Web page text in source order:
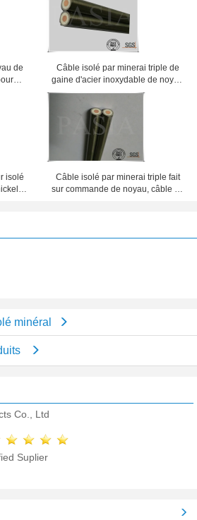
de
Câble isolé par minerai triple de
gaine d'acier inoxydable de noyau
pour la fonte civile de neige
isolé
Câble isolé par minerai triple fait
sur commande de noyau, câble de
minéral
Co., Ltd
Suplier